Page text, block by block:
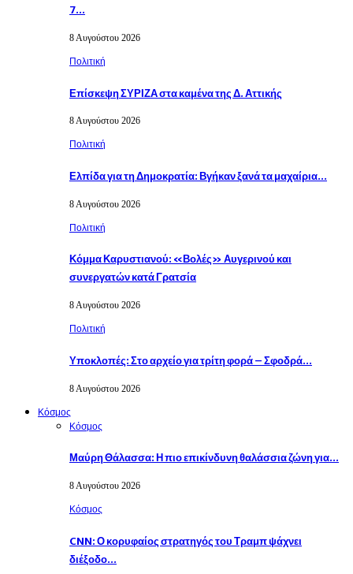
7…
8 Αυγούστου 2026
Πολιτική
Επίσκεψη ΣΥΡΙΖΑ στα καμένα της Δ. Αττικής
8 Αυγούστου 2026
Πολιτική
Ελπίδα για τη Δημοκρατία: Βγήκαν ξανά τα μαχαίρια…
8 Αυγούστου 2026
Πολιτική
Κόμμα Καρυστιανού: «Βολές» Αυγερινού και
συνεργατών κατά Γρατσία
8 Αυγούστου 2026
Πολιτική
Υποκλοπές: Στο αρχείο για τρίτη φορά – Σφοδρά…
8 Αυγούστου 2026
Κόσμος
Κόσμος
Μαύρη Θάλασσα: Η πιο επικίνδυνη θαλάσσια ζώνη για…
8 Αυγούστου 2026
Κόσμος
CNN: Ο κορυφαίος στρατηγός του Τραμπ ψάχνει
διέξοδο…